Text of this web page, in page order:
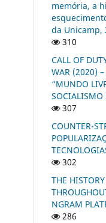
memória, a
da Unicamp,
310
CALL OF
WAR (2020) –
“MUNDO
SOCIALISMO
307
COUNTER-
302
THE
NGRAM
286